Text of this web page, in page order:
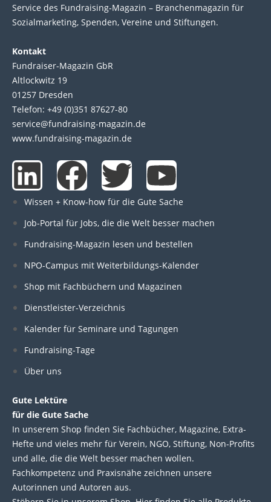
Service des Fund­raising-Magazin – Bran­chen­magazin für
Sozial­marke­ting, Spen­den, Ver­eine und Stif­tun­gen.
Kontakt
Fundraiser-Magazin GbR
Altlockwitz 19
01257 Dresden
Telefon: +49 (0)351 87627-80
service@fundraising-magazin.de
www.fundraising-magazin.de
L
i
n
k
e
d
i
n
F
a
c
e
b
o
o
T
w
i
t
t
e
Y
o
u
t
u
b
Wissen + Know-how für die Gute Sache
Job-Portal für Jobs, die die Welt besser machen
Fundraising-Magazin lesen und bestellen
NPO-Campus mit Weiterbildungs-Kalender
Shop mit Fachbüchern und Magazinen
Dienstleister-Verzeichnis
Kalender für Seminare und Tagungen
Fundraising-Tage
Über uns
Gute Lektüre
für die Gute Sache
In unserem Shop finden Sie Fachbücher, Magazine, Extra-
Hefte und vieles mehr für Verein, NGO, Stiftung, Non-Profits
und alle, die die Welt besser machen wollen.
Fachkompetenz und Praxisnähe zeichnen unsere
Autorinnen und Autoren aus.